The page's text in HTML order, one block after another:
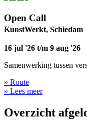
Open Call
KunstWerkt, Schiedam
16 jul '26 t/m 9 aug '26
Samenwerking tussen
» Route
» Lees meer
Overzicht